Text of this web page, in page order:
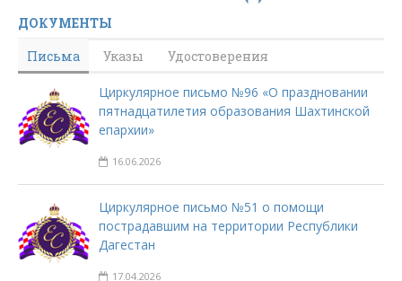
ДОКУМЕНТЫ
Письма
Указы Удостоверения
Циркулярное письмо №96 «О праздновании
пятнадцатилетия образования Шахтинской
епархии»
16.06.2026
Циркулярное письмо №51 о помощи
пострадавшим на территории Республики
Дагестан
17.04.2026